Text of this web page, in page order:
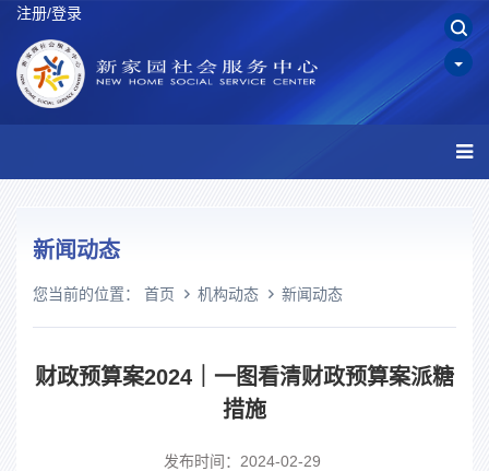
注册/登录
新闻动态
您当前的位置： 首页 机构动态 新闻动态
财政预算案2024｜一图看清财政预算案派糖
措施
发布时间：2024-02-29